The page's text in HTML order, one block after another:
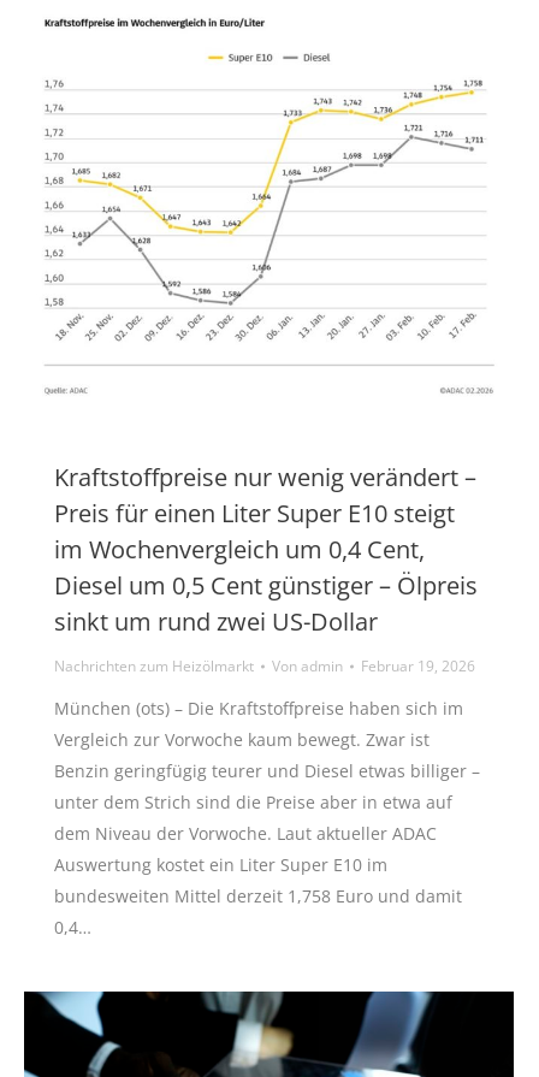
Kraftstoffpreise nur wenig verändert –
Preis für einen Liter Super E10 steigt
im Wochenvergleich um 0,4 Cent,
Diesel um 0,5 Cent günstiger – Ölpreis
sinkt um rund zwei US-Dollar
Nachrichten zum Heizölmarkt Vonadmin Februar 19, 2026
München (ots) – Die Kraftstoffpreise haben sich im
Vergleich zur Vorwoche kaum bewegt. Zwar ist
Benzin geringfügig teurer und Diesel etwas billiger –
unter dem Strich sind die Preise aber in etwa auf
dem Niveau der Vorwoche. Laut aktueller ADAC
Auswertung kostet ein Liter Super E10 im
bundesweiten Mittel derzeit 1,758 Euro und damit
0,4…